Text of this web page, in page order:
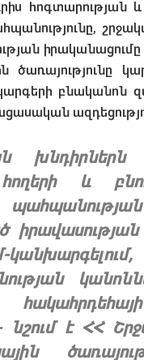
ծառայությունը
բնականոն
և
իրավասության
նշում է ՀՀ